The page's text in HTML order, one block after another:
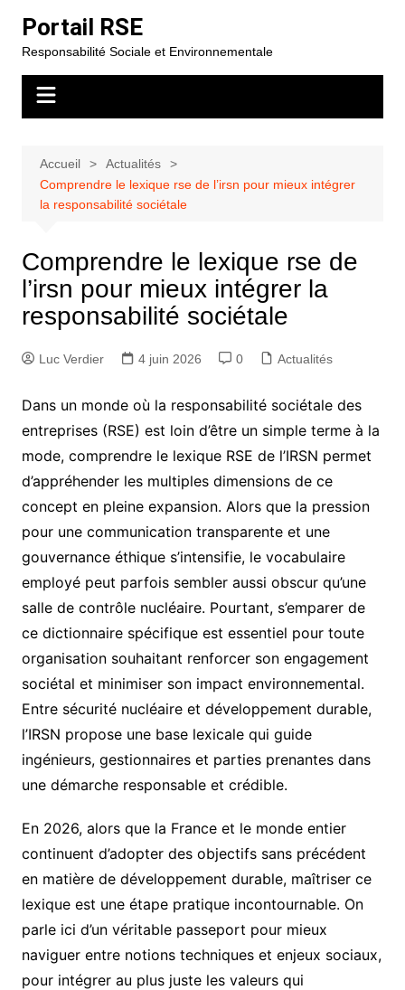
contenu
Portail RSE
Responsabilité Sociale et Environnementale
Accueil
Actualités
Comprendre le lexique rse de l’irsn pour mieux intégrer
la responsabilité sociétale
Comprendre le lexique rse de
l’irsn pour mieux intégrer la
responsabilité sociétale
Luc Verdier 4 juin 2026 0 Actualités
Dans un monde où la responsabilité sociétale des
entreprises (RSE) est loin d’être un simple terme à la
mode, comprendre le lexique RSE de l’IRSN permet
d’appréhender les multiples dimensions de ce
concept en pleine expansion. Alors que la pression
pour une communication transparente et une
gouvernance éthique s’intensifie, le vocabulaire
employé peut parfois sembler aussi obscur qu’une
salle de contrôle nucléaire. Pourtant, s’emparer de
ce dictionnaire spécifique est essentiel pour toute
organisation souhaitant renforcer son engagement
sociétal et minimiser son impact environnemental.
Entre sécurité nucléaire et développement durable,
l’IRSN propose une base lexicale qui guide
ingénieurs, gestionnaires et parties prenantes dans
une démarche responsable et crédible.
En 2026, alors que la France et le monde entier
continuent d’adopter des objectifs sans précédent
en matière de développement durable, maîtriser ce
lexique est une étape pratique incontournable. On
parle ici d’un véritable passeport pour mieux
naviguer entre notions techniques et enjeux sociaux,
pour intégrer au plus juste les valeurs qui